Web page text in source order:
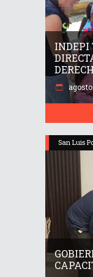
San Luis